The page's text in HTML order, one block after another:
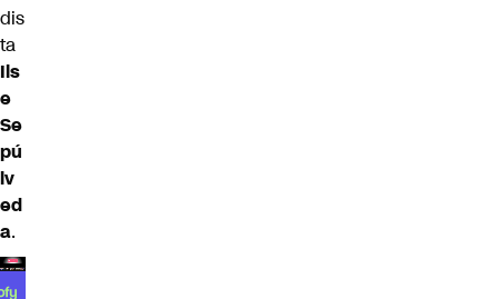
dis
ta
Ils
e
Se
pú
lv
ed
a.